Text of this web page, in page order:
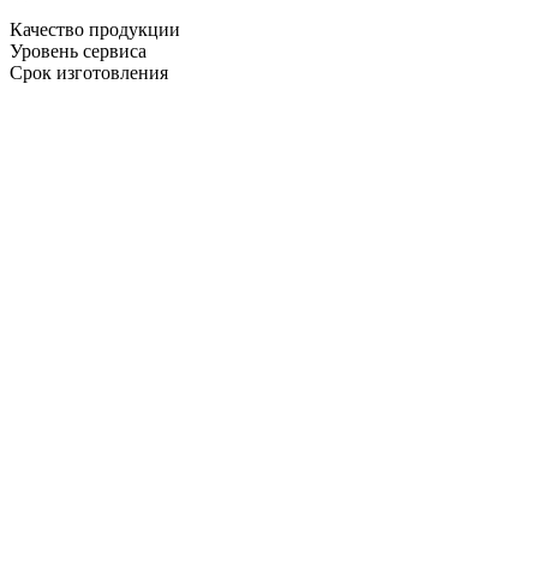
Качество продукции
Уровень сервиса
Срок изготовления